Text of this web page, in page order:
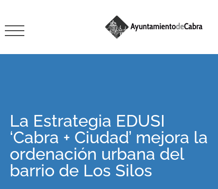
La Estrategia EDUSI
‘Cabra + Ciudad’ mejora la
ordenación urbana del
barrio de Los Silos